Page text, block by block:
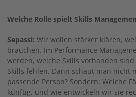
Welche Rolle spielt Skills
Sepassi: Wir wollen stärker klären,
brauchen. Im Performance
werden, welche Skills vorhanden
Skills fehlen. Dann schaut man nicht
passende Person? Sondern: Welche
künftig, und wie entwickeln wir sie